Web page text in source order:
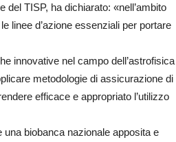
del TISP, ha dichiarato: «nell’ambito
linee d’azione essenziali per portare
innovative nel campo dell’astrofisica
metodologie di assicurazione di
efficace e appropriato l’utilizzo
biobanca nazionale apposita e